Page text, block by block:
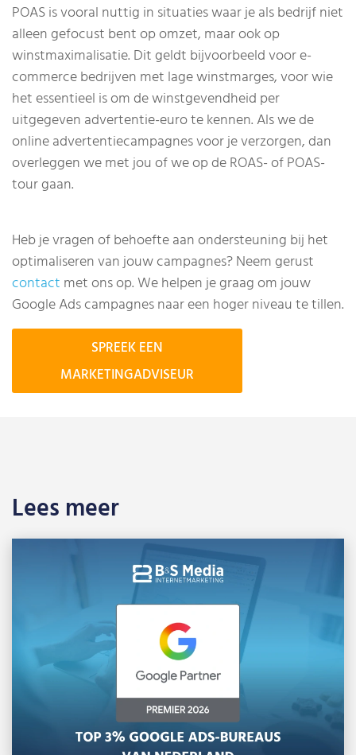
POAS is vooral nuttig in situaties waar je als bedrijf niet
alleen gefocust bent op omzet, maar ook op
winstmaximalisatie. Dit geldt bijvoorbeeld voor e-
commerce bedrijven met lage winstmarges, voor wie
het essentieel is om de winstgevendheid per
uitgegeven advertentie-euro te kennen. Als we de
online advertentiecampagnes voor je verzorgen, dan
overleggen we met jou of we op de ROAS- of POAS-
tour gaan.
Heb je vragen of behoefte aan ondersteuning bij het
optimaliseren van jouw campagnes? Neem gerust
contact met ons op. We helpen je graag om jouw
Google Ads campagnes naar een hoger niveau te tillen.
SPREEK EEN
MARKETINGADVISEUR
Lees meer